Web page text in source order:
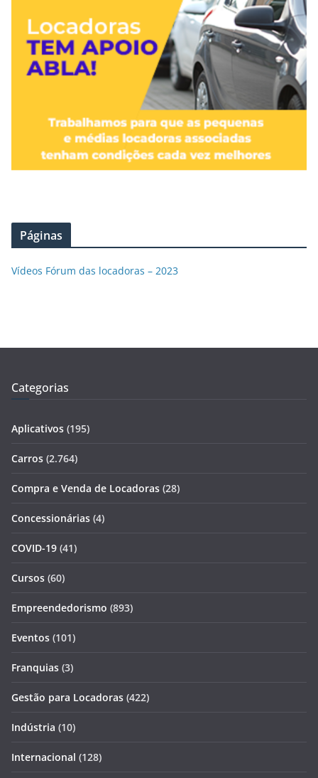
Páginas
Vídeos Fórum das locadoras – 2023
Categorias
Aplicativos (195)
Carros (2.764)
Compra e Venda de Locadoras (28)
Concessionárias (4)
COVID-19 (41)
Cursos (60)
Empreendedorismo (893)
Eventos (101)
Franquias (3)
Gestão para Locadoras (422)
Indústria (10)
Internacional (128)